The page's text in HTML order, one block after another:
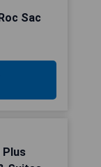
Sac
Plus